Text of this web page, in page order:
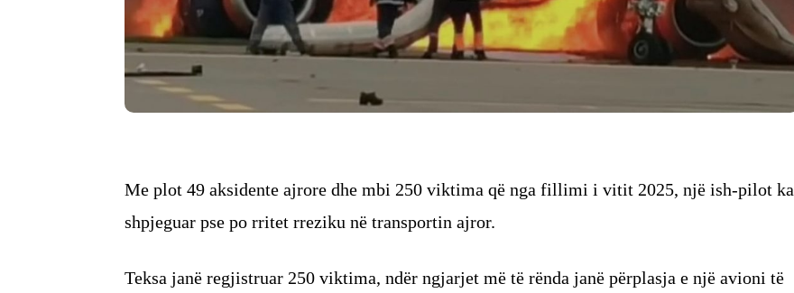
Me plot 49 aksidente ajrore dhe mbi 250 viktima që nga fillimi i vitit 2025, një ish-pilot ka
shpjeguar pse po rritet rreziku në transportin ajror.
Teksa janë regjistruar 250 viktima, ndër ngjarjet më të rënda janë përplasja e një avioni të